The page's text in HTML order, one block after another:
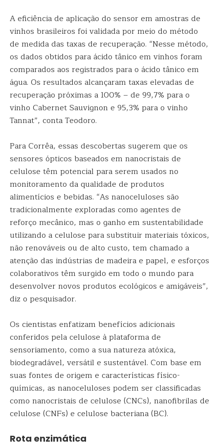
A eficiência de aplicação do sensor em amostras de
vinhos brasileiros foi validada por meio do método
de medida das taxas de recuperação. “Nesse método,
os dados obtidos para ácido tânico em vinhos foram
comparados aos registrados para o ácido tânico em
água. Os resultados alcançaram taxas elevadas de
recuperação próximas a 100% – de 99,7% para o
vinho Cabernet Sauvignon e 95,3% para o vinho
Tannat”, conta Teodoro.
Para Corrêa, essas descobertas sugerem que os
sensores ópticos baseados em nanocristais de
celulose têm potencial para serem usados no
monitoramento da qualidade de produtos
alimentícios e bebidas. “As nanoceluloses são
tradicionalmente exploradas como agentes de
reforço mecânico, mas o ganho em sustentabilidade
utilizando a celulose para substituir materiais tóxicos,
não renováveis ou de alto custo, tem chamado a
atenção das indústrias de madeira e papel, e esforços
colaborativos têm surgido em todo o mundo para
desenvolver novos produtos ecológicos e amigáveis”,
diz o pesquisador.
Os cientistas enfatizam benefícios adicionais
conferidos pela celulose à plataforma de
sensoriamento, como a sua natureza atóxica,
biodegradável, versátil e sustentável. Com base em
suas fontes de origem e características físico-
químicas, as nanoceluloses podem ser classificadas
como nanocristais de celulose (CNCs), nanofibrilas de
celulose (CNFs) e celulose bacteriana (BC).
Rota enzimática